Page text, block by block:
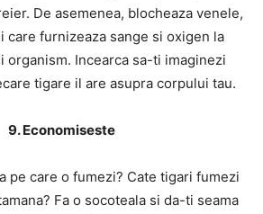
De asemenea, blocheaza venele,
care furnizeaza sange si oxigen la
organism. Incearca sa-ti imaginezi
tigare il are asupra corpului tau.
9. Economiseste
pe care o fumezi? Cate tigari fumezi
Fa o socoteala si da-ti seama